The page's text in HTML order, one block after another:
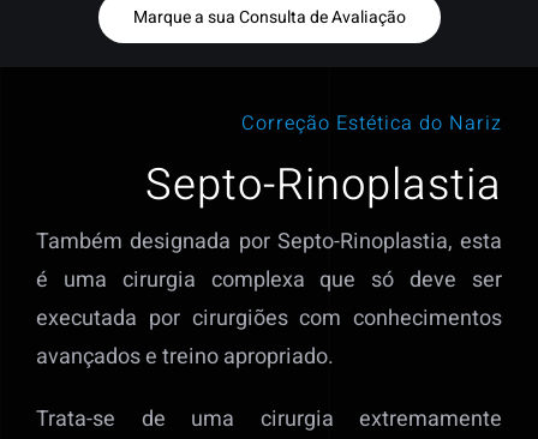
Marque a sua Consulta de Avaliação
Correção Estética do Nariz
Septo-Rinoplastia
Também designada por Septo-Rinoplastia, esta
é uma cirurgia complexa que só deve ser
executada por cirurgiões com conhecimentos
avançados e treino apropriado.
Trata-se de uma cirurgia extremamente